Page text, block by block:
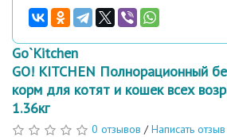
Go`Kitchen
GO! KITCHEN Полнорационный
корм для котят и кошек всех
1.36кг
0 отзывов /Написать отзыв